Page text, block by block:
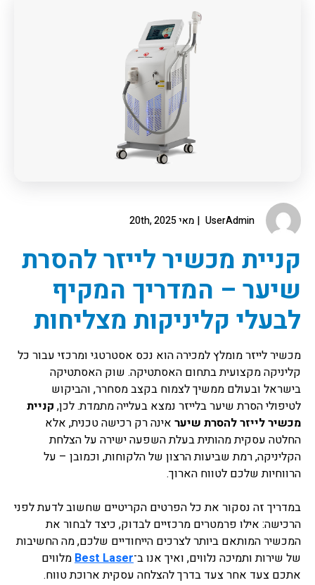
UserAdmin מאי 20th, 2025
קניית מכשיר לייזר להסרת
שיער – המדריך המקיף
לבעלי קליניקות מצליחות
מכשיר לייזר מומלץ למכירה הוא נכס אסטרטגי ומרכזי עבור כל
קליניקה מקצועית בתחום האסתטיקה. שוק האסתטיקה
בישראל ובעולם ממשיך לצמוח בקצב מסחרר, והביקוש
לטיפולי הסרת שיער בלייזר נמצא בעלייה מתמדת. לכן, קניית
מכשיר לייזר להסרת שיער אינה רק רכישה טכנית, אלא
החלטה עסקית מהותית בעלת השפעה ישירה על הצלחת
הקליניקה, רמת שביעות הרצון של הלקוחות, וכמובן – על
הרווחיות שלכם לטווח הארוך.
במדריך זה נסקור את כל הפרטים הקריטיים שחשוב לדעת לפני
הרכישה: אילו פרמטרים מרכזיים לבדוק, כיצד לבחור את
המכשיר המותאם ביותר לצרכים הייחודיים שלכם, מה החשיבות
של שירות ותמיכה נלווים, ואיך אנו ב־Best Laserמלווים
אתכם צעד אחר צעד בדרך להצלחה עסקית ארוכת טווח.